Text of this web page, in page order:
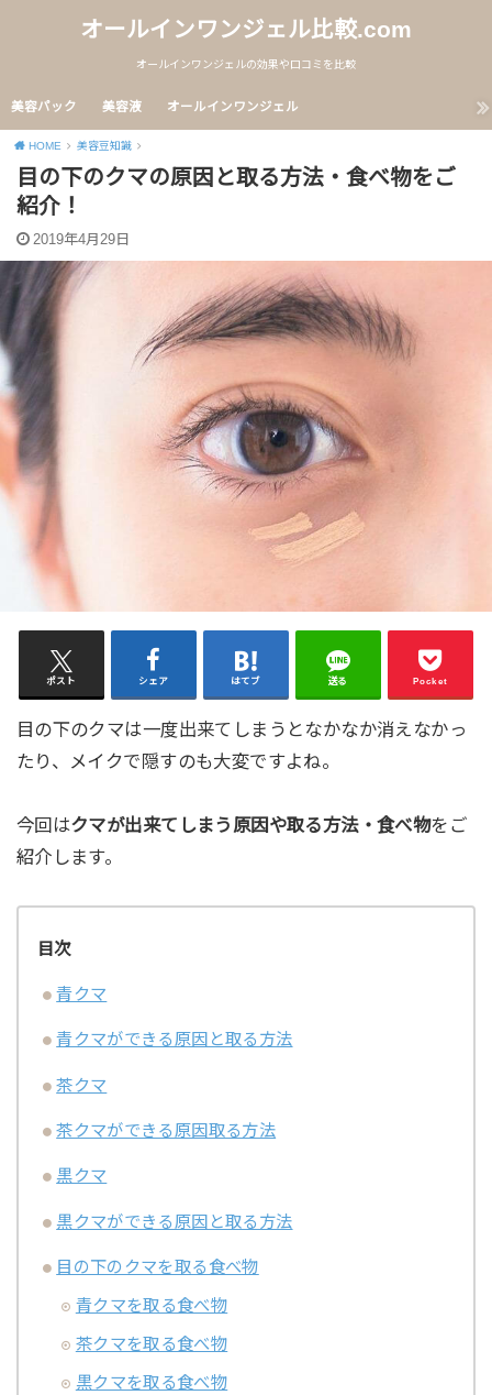
オールインワンジェル比較.com
オールインワンジェルの効果や口コミを比較
美容パック 美容液 オールインワンジェル
HOME 美容豆知識
目の下のクマの原因と取る方法・食べ物をご
紹介！
2019年4月29日
ポスト シェア はてブ 送る Pocket
目の下のクマは一度出来てしまうとなかなか消えなかっ
たり、メイクで隠すのも大変ですよね。
今回はクマが出来てしまう原因や取る方法・食べ物をご
紹介します。
目次
青クマ
青クマができる原因と取る方法
茶クマ
茶クマができる原因取る方法
黒クマ
黒クマができる原因と取る方法
目の下のクマを取る食べ物
青クマを取る食べ物
茶クマを取る食べ物
黒クマを取る食べ物